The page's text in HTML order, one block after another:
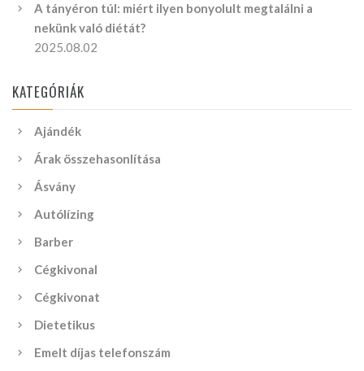
A tányéron túl: miért ilyen bonyolult megtalálni a
nekünk való diétát?
2025.08.02
KATEGÓRIÁK
Ajándék
Árak összehasonlítása
Ásvány
Autólízing
Barber
Cégkivonal
Cégkivonat
Dietetikus
Emelt díjas telefonszám